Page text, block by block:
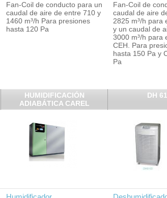
Fan-Coil de conducto para un
caudal de aire de entre 710 y
1460 m³/h Para presiones
hasta 120 Pa
Fan-Coil de
caudal de aire
2825 m³/h para
y un caudal de
3000 m³/h para
CEH. Para
hasta 150 Pa y
Pa
HUMIDIFICACIÓN
ADIABÁTICA CAREL
DH